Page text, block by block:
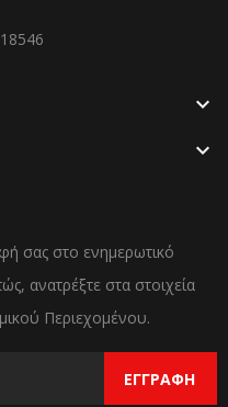


σας στο ενημερωτικό
ανατρέξτε στα στοιχεία
Περιεχομένου.
ΕΓΓΡΑΦΉ